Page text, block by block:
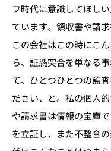
フ時代に意識してほし
ています。領収書や請
この会社はこの時にこ
ら、証憑突合を単なる
て、ひとつひとつの監
ださい、と。私の個人
や請求書は情報の宝庫
を立証し、また不整合